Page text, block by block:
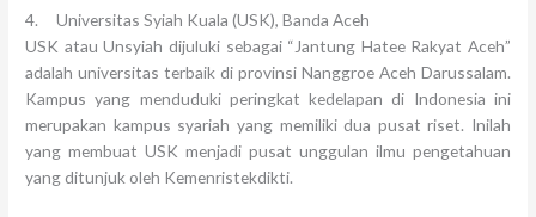
4. Universitas Syiah Kuala (USK), Banda Aceh
USK atau Unsyiah dijuluki sebagai “Jantung Hatee Rakyat Aceh”
adalah universitas terbaik di provinsi Nanggroe Aceh Darussalam.
Kampus yang menduduki peringkat kedelapan di Indonesia ini
merupakan kampus syariah yang memiliki dua pusat riset. Inilah
yang membuat USK menjadi pusat unggulan ilmu pengetahuan
yang ditunjuk oleh Kemenristekdikti.